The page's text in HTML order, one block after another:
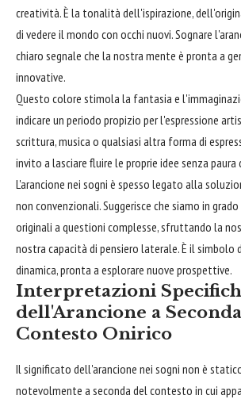
creatività. È la tonalità dell'ispirazione,
di vedere il mondo con occhi nuovi. Sognare
chiaro segnale che la nostra mente è pronta a
innovative.
Questo colore stimola la fantasia e
indicare un periodo propizio per l'espressione
scrittura, musica o qualsiasi altra forma di
invito a lasciare fluire le proprie idee senza paura
L'arancione nei sogni è spesso legato alla
non convenzionali. Suggerisce che siamo in
originali a questioni complesse, sfruttando la
nostra capacità di pensiero laterale. È il simbolo
dinamica, pronta a esplorare nuove prospettive.
Interpretazioni
dell'Arancione a
Contesto Onirico
Il significato dell'arancione nei sogni non è
notevolmente a seconda del contesto in cui